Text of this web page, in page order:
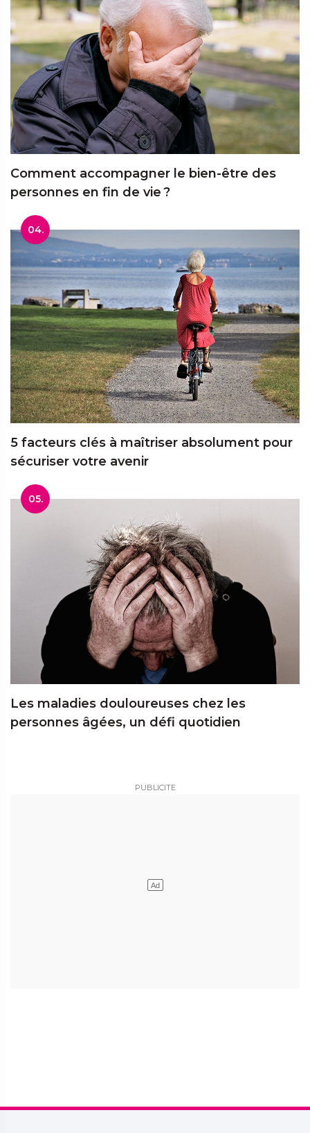
Comment accompagner le bien-être des
personnes en fin de vie ?
04.
5 facteurs clés à maîtriser absolument pour
sécuriser votre avenir
05.
Les maladies douloureuses chez les
personnes âgées, un défi quotidien